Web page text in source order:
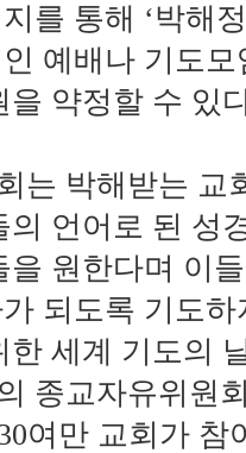
를 통해 ‘박해
예배나 기도
을 약정할 수 있
는 박해받는 교
의 언어로 된 성
을 원한다며 이
되도록 기도
한 세계 기도의
종교자유위원
여만 교회가 참